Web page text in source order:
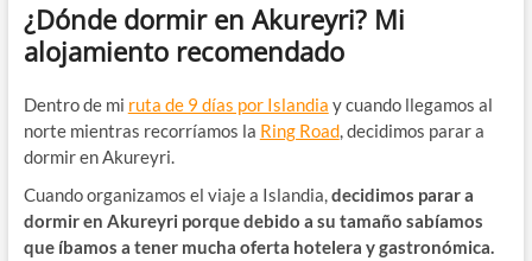
¿Dónde dormir en Akureyri? Mi
alojamiento recomendado
Dentro de mi ruta de 9 días por Islandia y cuando llegamos al
norte mientras recorríamos la Ring Road, decidimos parar a
dormir en Akureyri.
Cuando organizamos el viaje a Islandia,decidimos parar a
dormir en Akureyri porque debido a su tamaño sabíamos
que íbamos a tener mucha oferta hotelera y gastronómica.